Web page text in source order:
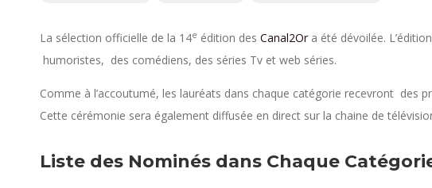
La sélection officielle de la 14e édition des Canal2Or a été dévoilée.
humoristes, des comédiens, des séries Tv et web séries.
Comme à l’accoutumé, les lauréats dans chaque catégorie recevront des
Cette cérémonie sera également diffusée en direct sur la chaine de
Liste des Nominés dans Chaque